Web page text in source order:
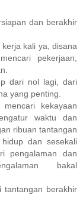
dan berakhir
kali ya, disana
pekerjaan,
dari nol lagi, dari
yang penting.
kekayaan
waktu dan
ribuan tantangan
dan sesekali
pengalaman dan
bakal
tantangan berakhir